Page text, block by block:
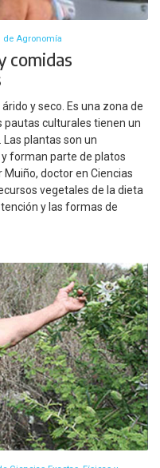
de Agronomía
comidas
y seco. Es una zona de
pautas culturales tienen un
plantas son un
forman parte de platos
doctor en Ciencias
vegetales de la dieta
y las formas de